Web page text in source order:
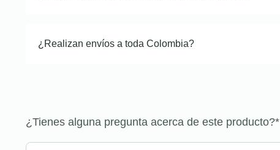
¿Realizan envíos a toda Colombia?
¿Tienes alguna pregunta acerca de este producto?*